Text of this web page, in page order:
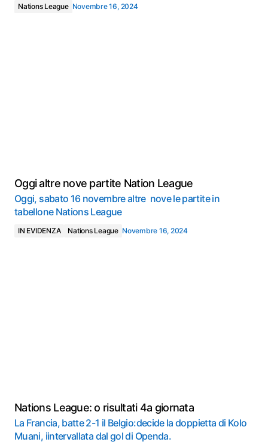
Nations League Novembre 16, 2024
Oggi altre nove partite Nation League
Oggi, sabato 16 novembre altre nove le partite in
tabellone Nations League
IN EVIDENZA Nations League Novembre 16, 2024
Nations League: o risultati 4a giornata
La Francia, batte 2-1 il Belgio:decide la doppietta di Kolo
Muani, iintervallata dal gol di Openda.